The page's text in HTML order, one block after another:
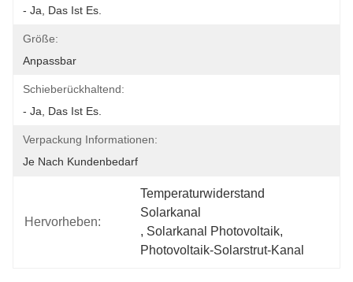
- Ja, Das Ist Es.
Größe:
Anpassbar
Schieberückhaltend:
- Ja, Das Ist Es.
Verpackung Informationen:
Je Nach Kundenbedarf
Hervorheben:
Temperaturwiderstand
Solarkanal
, Solarkanal Photovoltaik,
Photovoltaik-Solarstrut-Kanal